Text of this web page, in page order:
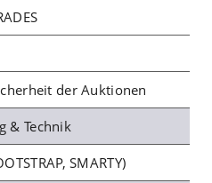
der Auktionen
& Technik
SMARTY)